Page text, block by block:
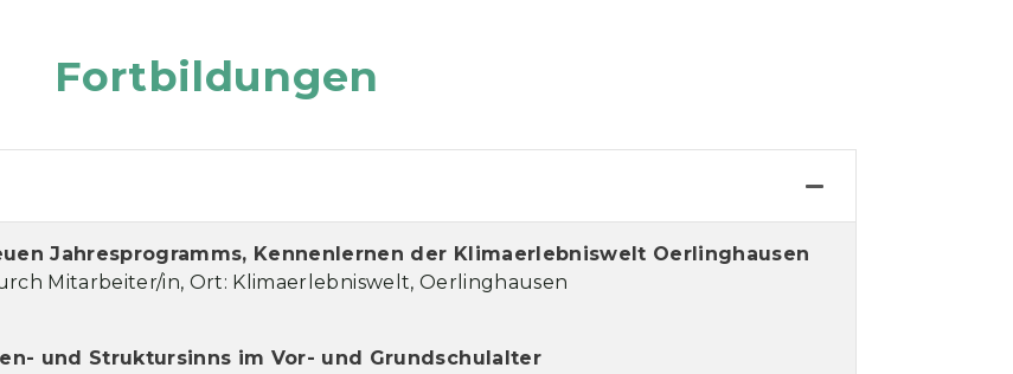
Fortbildungen
Jahresprogramms, Kennenlernen der Klimaerlebniswelt Oerlinghausen
Mitarbeiter/in, Ort: Klimaerlebniswelt, Oerlinghausen
und Struktursinns im Vor- und Grundschulalter